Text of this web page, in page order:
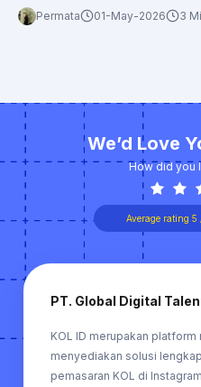
Permata 01-May-2026 3
We’d Love
How did you
Average rating 5
PT. Global Digital
KOL ID merupakan
menyediakan solusi
pemasaran KOL di